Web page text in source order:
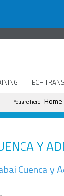
TECH
You are here
You are here: Home
Y
Cuenca y